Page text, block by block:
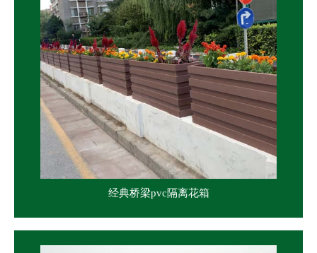
经典桥梁pvc隔离花箱